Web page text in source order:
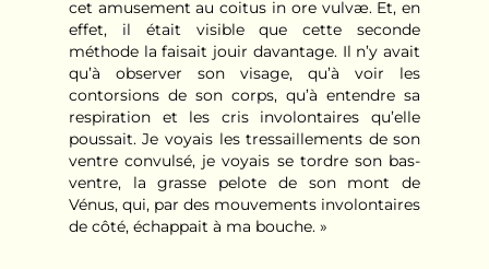
cet amusement au coitus in ore vulvæ. Et, en
effet, il était visible que cette seconde
méthode la faisait jouir davantage. Il n’y avait
qu’à observer son visage, qu’à voir les
contorsions de son corps, qu’à entendre sa
respiration et les cris involontaires qu’elle
poussait. Je voyais les tressaillements de son
ventre convulsé, je voyais se tordre son bas-
ventre, la grasse pelote de son mont de
Vénus, qui, par des mouvements involontaires
de côté, échappait à ma bouche. »